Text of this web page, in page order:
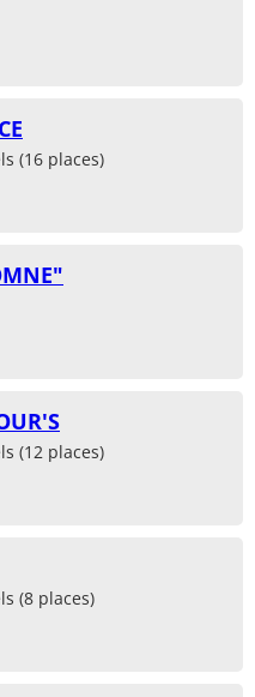
(16 places)
(12 places)
(8 places)